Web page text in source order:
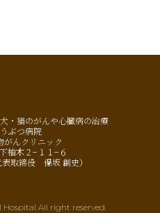
・猫のがんや心臓病の治療
ぶつ病院
がんクリニック
柚木２−１１−６
取締役 保坂 創史）
All right reserved.